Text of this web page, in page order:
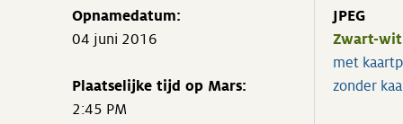
Opnamedatum:
04 juni 2016
Plaatselijke tijd op Mars:
2:45 PM
JPEG
Zwart-wit
met
zonder